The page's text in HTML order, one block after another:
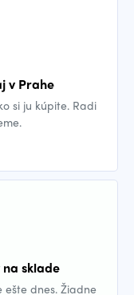
v Prahe
si ju kúpite. Radi
sklade
ešte dnes. Žiadne